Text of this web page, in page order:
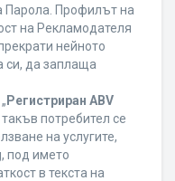
Парола. Профилът на
на Рекламодателя
нейното
си, да заплаща
Регистриран ABV
потребител се
на услугите,
под името
в текста на